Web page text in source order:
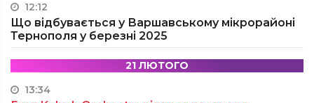
12:12
Що відбувається у Варшавському мікрорайоні
Тернополя у березні 2025
21 ЛЮТОГО
13:34